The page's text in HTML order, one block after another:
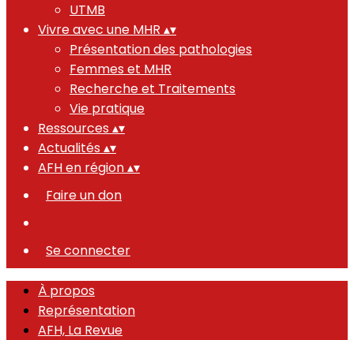
UTMB
Vivre avec une MHR ▴▾
Présentation des pathologies
Femmes et MHR
Recherche et Traitements
Vie pratique
Ressources ▴▾
Actualités ▴▾
AFH en région▴▾
Faire un don
Se connecter
À propos
Représentation
AFH, La Revue